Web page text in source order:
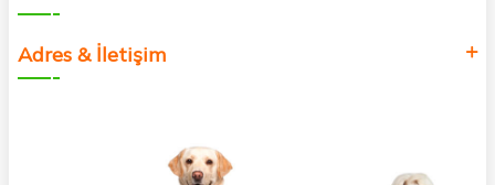
Adres & İletişim